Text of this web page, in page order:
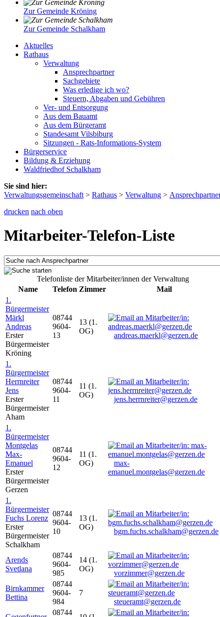
Zur Gemeinde Kröning
Zur Gemeinde Schalkham
Aktuelles
Rathaus
Verwaltung
Ansprechpartner
Sachgebiete
Was erledige ich wo?
Steuern, Abgaben und Gebühren
Ver- und Entsorgung
Aus dem Bauamt
Aus dem Bürgeramt
Standesamt Vilsbiburg
Sitzungen - Rats-Informations-System
Bürgerservice
Bildung & Erziehung
Waldfriedhof Schalkham
Sie sind hier:
Verwaltungsgemeinschaft > Rathaus > Verwaltung >
drucken nach oben
Mitarbeiter-Telefon-Liste
Telefonliste der Mitarbeiter/innen der Verwaltung
Name
Telefon Zimmer
Mail
1.
Bürgermeister
Märkl
Andreas
Erster
Bürgermeister
Kröning
08744
9604-
13
13 (1.
OG)
andreas.maerkl@gerzen.de
1.
Bürgermeister
Herrnreiter
Jens
Erster
Bürgermeister
Aham
08744
9604-
11
11 (1.
OG)
jens.herrnreiter@gerzen.de
1.
Bürgermeister
Montgelas
Max-
Emanuel
Erster
Bürgermeister
Gerzen
08744
9604-
12
11 (1.
OG)
max-
emanuel.montgelas@gerzen.de
1.
Bürgermeister
Fuchs Lorenz
Erster
Bürgermeister
Schalkham
08744
9604-
10
13 (1.
OG)
bgm.fuchs.schalkham@gerzen.de
Arends
Svetlana
08744
9604-
985
14 (1.
OG)
vorzimmer@gerzen.de
Birnkammer
Bettina
08744
9604-
984
7
steueramt@gerzen.de
08744